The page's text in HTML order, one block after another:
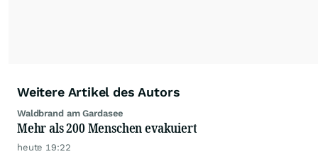
Weitere Artikel des Autors
Waldbrand am Gardasee
Mehr als 200 Menschen evakuiert
heute 19:22